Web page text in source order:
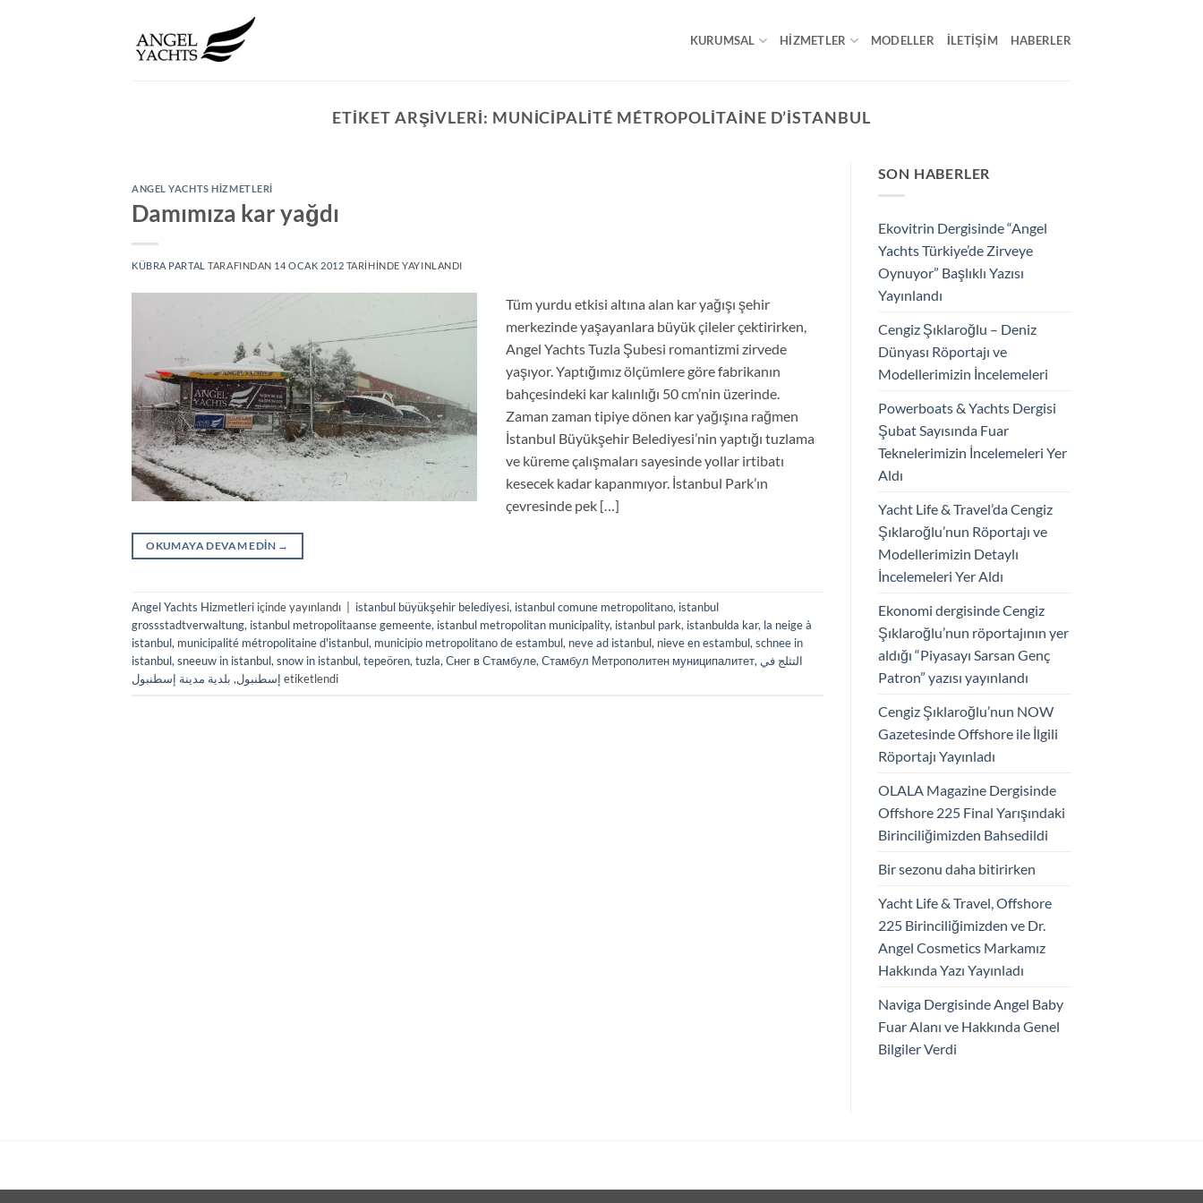
KURUMSAL HIZMETLER MODELLER İLETIŞIM HABERLER
ETIKET ARŞIVLERI: MUNICIPALITÉ MÉTROPOLITAINE D’ISTANBUL
ANGEL YACHTS HIZMETLERI
Damımıza kar yağdı
KÜBRA PARTAL TARAFINDAN 14 OCAK 2012 TARIHINDE YAYINLANDI
Tüm yurdu etkisi altına alan kar yağışı şehir
merkezinde yaşayanlara büyük çileler çektirirken,
Angel Yachts Tuzla Şubesi romantizmi zirvede
yaşıyor. Yaptığımız ölçümlere göre fabrikanın
bahçesindeki kar kalınlığı 50 cm’nin üzerinde.
Zaman zaman tipiye dönen kar yağışına rağmen
İstanbul Büyükşehir Belediyesi’nin yaptığı tuzlama
ve küreme çalışmaları sayesinde yollar irtibatı
kesecek kadar kapanmıyor. İstanbul Park’ın
çevresinde pek […]
OKUMAYA DEVAM EDIN →
Angel Yachts Hizmetleri içinde yayınlandı istanbul büyükşehir belediyesi, istanbul comune metropolitano, istanbul
grossstadtverwaltung, istanbul metropolitaanse gemeente, istanbul metropolitan municipality, istanbul park, istanbulda kar, la neige à
istanbul, municipalité métropolitaine d'istanbul, municipio metropolitano de estambul, neve ad istanbul, nieve en estambul, schnee in
istanbul, sneeuw in istanbul, snow in istanbul, tepeören, tuzla, Снег в Стамбуле, Стамбул Метрополитен муниципалитет, التثلج في
إسطنبول, بلدية مدينة إسطنبول etiketlendi
SON HABERLER
Ekovitrin Dergisinde “Angel
Yachts Türkiye’de Zirveye
Oynuyor” Başlıklı Yazısı
Yayınlandı
Cengiz Şıklaroğlu – Deniz
Dünyası Röportajı ve
Modellerimizin İncelemeleri
Powerboats & Yachts Dergisi
Şubat Sayısında Fuar
Teknelerimizin İncelemeleri Yer
Aldı
Yacht Life & Travel’da Cengiz
Şıklaroğlu’nun Röportajı ve
Modellerimizin Detaylı
İncelemeleri Yer Aldı
Ekonomi dergisinde Cengiz
Şıklaroğlu’nun röportajının yer
aldığı “Piyasayı Sarsan Genç
Patron” yazısı yayınlandı
Cengiz Şıklaroğlu’nun NOW
Gazetesinde Offshore ile İlgili
Röportajı Yayınladı
OLALA Magazine Dergisinde
Offshore 225 Final Yarışındaki
Birinciliğimizden Bahsedildi
Bir sezonu daha bitirirken
Yacht Life & Travel, Offshore
225 Birinciliğimizden ve Dr.
Angel Cosmetics Markamız
Hakkında Yazı Yayınladı
Naviga Dergisinde Angel Baby
Fuar Alanı ve Hakkında Genel
Bilgiler Verdi